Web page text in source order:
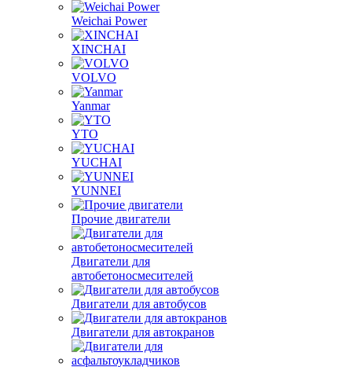
Weichai Power
XINCHAI
VOLVO
Yanmar
YTO
YUCHAI
YUNNEI
Прочие двигатели
Двигатели для
автобетоносмесителей
Двигатели для автобусов
Двигатели для автокранов